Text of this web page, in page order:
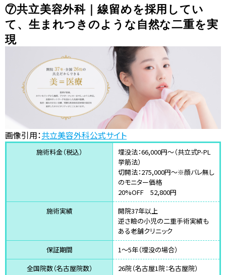
⑦共立美容外科｜線留めを採用してい
て、生まれつきのような自然な二重を実
現
画像引用：共立美容外科公式サイト
施術料金（税込）
埋没法：66,000円〜（共立式P-PL
挙筋法）
切開法：275,000円〜※顔バレ無し
のモニター価格
20%OFF 52,800円
施術実績
開院37年以上
逆さ瞼の小児の二重手術実績も
ある老舗クリニック
保証期間
1〜5年（埋没の場合）
全国院数（名古屋院数）
26院（名古屋1院：名古屋院）